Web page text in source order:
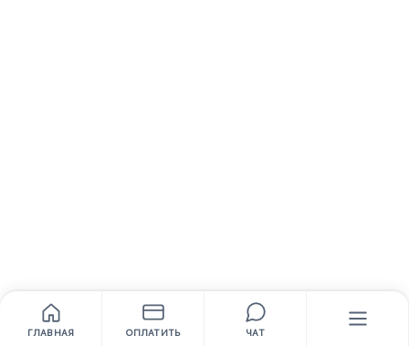
ГЛАВНАЯ ОПЛАТИТЬ ЧАТ